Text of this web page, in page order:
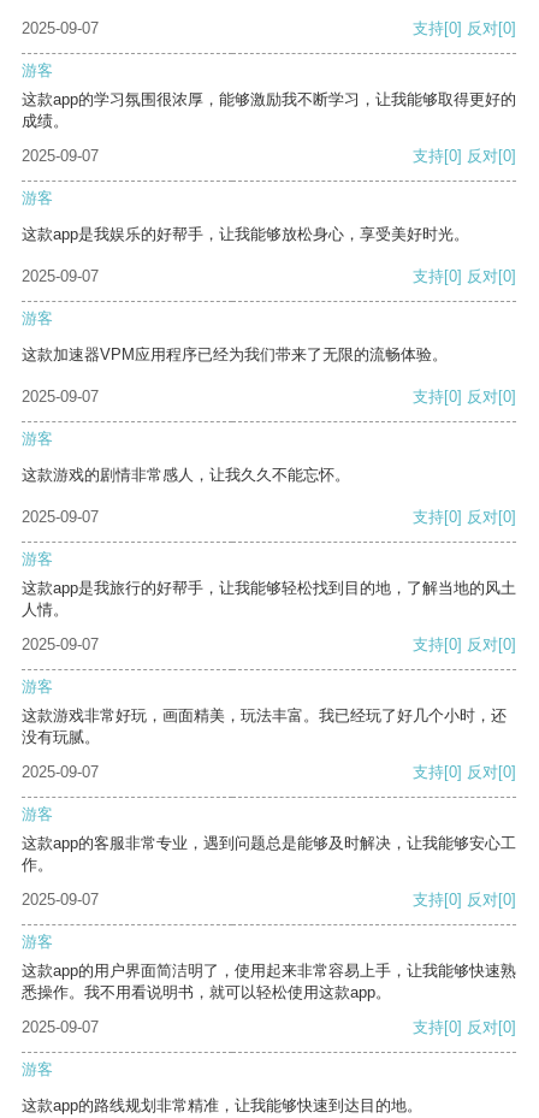
2025-09-07 支持[0] 反对[0]
游客
这款app的学习氛围很浓厚，能够激励我不断学习，让我能够取得更好的
成绩。
2025-09-07
支持[0] 反对[0]
游客
这款app是我娱乐的好帮手，让我能够放松身心，享受美好时光。
2025-09-07 支持[0] 反对[0]
游客
这款加速器VPM应用程序已经为我们带来了无限的流畅体验。
2025-09-07 支持[0] 反对[0]
游客
这款游戏的剧情非常感人，让我久久不能忘怀。
2025-09-07 支持[0] 反对[0]
游客
这款app是我旅行的好帮手，让我能够轻松找到目的地，了解当地的风土
人情。
2025-09-07
支持[0] 反对[0]
游客
这款游戏非常好玩，画面精美，玩法丰富。我已经玩了好几个小时，还
没有玩腻。
2025-09-07
支持[0] 反对[0]
游客
这款app的客服非常专业，遇到问题总是能够及时解决，让我能够安心工
作。
2025-09-07
支持[0] 反对[0]
游客
这款app的用户界面简洁明了，使用起来非常容易上手，让我能够快速熟
悉操作。我不用看说明书，就可以轻松使用这款app。
2025-09-07
支持[0] 反对[0]
游客
这款app的路线规划非常精准，让我能够快速到达目的地。